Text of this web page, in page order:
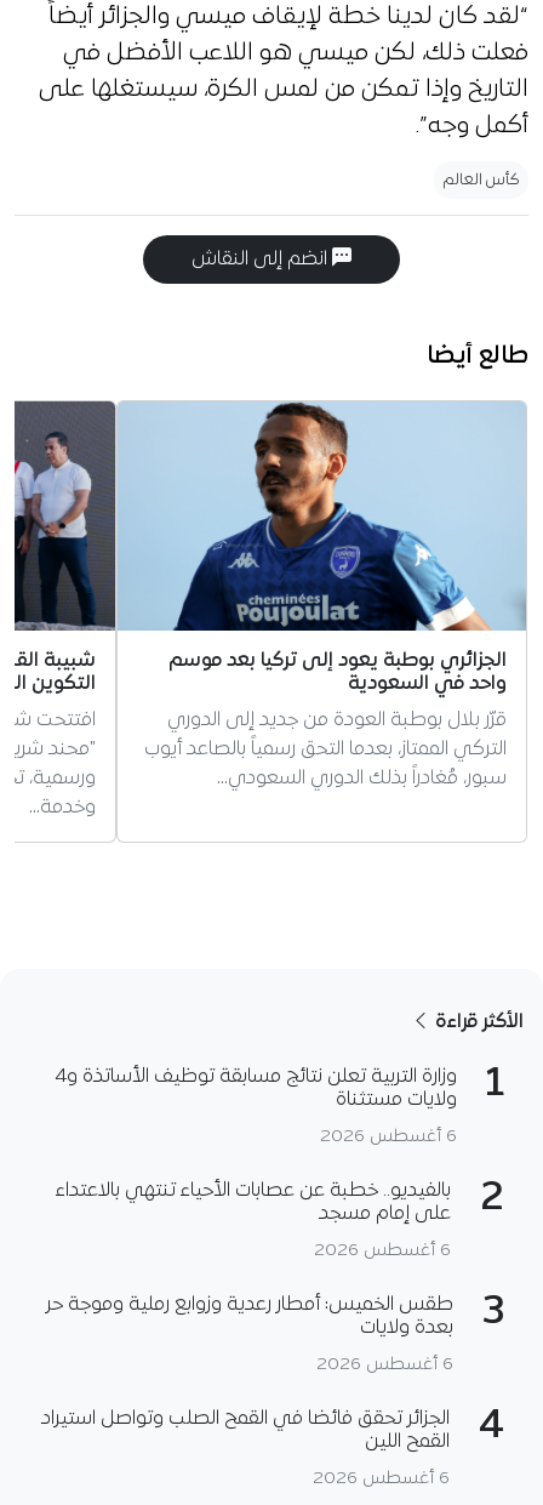
“لقد كان لدينا خطة لإيقاف ميسي والجزائر أيضاً
فعلت ذلك، لكن ميسي هو اللاعب الأفضل في
التاريخ وإذا تمكن من لمس الكرة، سيستغلها على
أكمل وجه”.
كأس العالم
انضم إلى النقاش
طالع أيضا
الجزائري بوطبة يعود إلى تركيا بعد موسم
واحد في السعودية
قرّر بلال بوطبة العودة من جديد إلى الدوري
التركي الممتاز، بعدما التحق رسمياً بالصاعد أيوب
سبور، مُغادراً بذلك الدوري السعودي…
شبيبة
التكوين
افتتحت
"محند
ورسمية،
وخدمة…
الأكثر قراءة
1
وزارة التربية تعلن نتائج مسابقة توظيف الأساتذة و4
ولايات مستثناة
6 أغسطس 2026
2
بالفيديو.. خطبة عن عصابات الأحياء تنتهي بالاعتداء
على إمام مسجد
6 أغسطس 2026
3
طقس الخميس: أمطار رعدية وزوابع رملية وموجة حر
بعدة ولايات
6 أغسطس 2026
4
الجزائر تحقق فائضا في القمح الصلب وتواصل استيراد
القمح اللين
6 أغسطس 2026